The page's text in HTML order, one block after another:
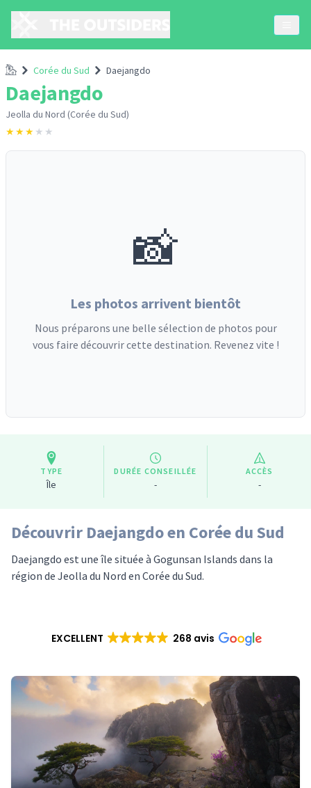
AccueilCorée du Sud Daejangdo
Daejangdo
Jeolla du Nord (Corée du Sud)
★★★ ★ ★
📸
Les photos arrivent bientôt
Nous préparons une belle sélection de photos pour
vous faire découvrir cette destination. Revenez vite !
TYPE
Île
DURÉE CONSEILLÉE
-
ACCÈS
-
Découvrir Daejangdo en Corée du Sud
Daejangdo est une île située à Gogunsan Islands dans la
région de Jeolla du Nord en Corée du Sud.
EXCELLENT 268 avis